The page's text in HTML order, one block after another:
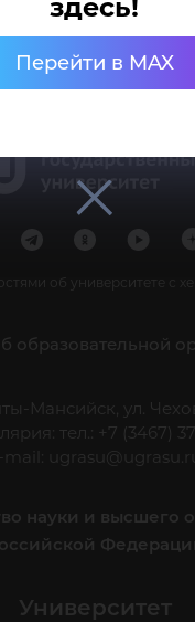
здесь!
Перейти в MAX
об университете с
образовательной
Мансийск, ул.
тел.: +7 (3467)
mail:
ugrasu@ugrasu.ru
науки и высшего
Университет